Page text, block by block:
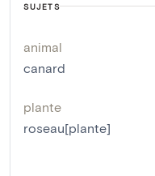
SUJETS
animal
canard
plante
roseau[plante]